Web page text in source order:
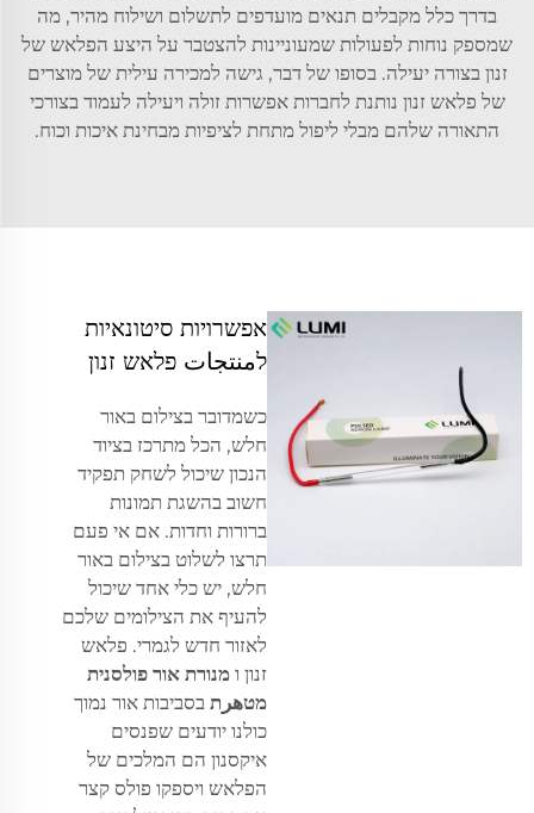
בדרך כלל מקבלים תנאים מועדפים לתשלום ושילוח מהיר, מה
שמספק נוחות לפעולות שמעוניינות להצטבר על היצע הפלאש של
זנון בצורה יעילה. בסופו של דבר, גישה למכירה עילית של מוצרים
של פלאש זנון נותנת לחברות אפשרות זולה ויעילה לעמוד בצורכי
התאורה שלהם מבלי ליפול מתחת לציפיות מבחינת איכות וכוח.
אפשרויות סיטונאיות
לمنتجات פלאש זנון
כשמדובר בצילום באור
חלש, הכל מתרכז בציוד
הנכון שיכול לשחק תפקיד
חשוב בהשגת תמונות
ברורות וחדות. אם אי פעם
תרצו לשלוט בצילום באור
חלש, יש כלי אחד שיכול
להעיף את הצילומים שלכם
לאזור חדש לגמרי. פלאש
זנון ו מנורת אור פולסנית
מטهرת בסביבות אור נמוך
כולנו יודעים שפנסים
איקסנון הם המלכים של
הפלאש ויספקו פולס קצר